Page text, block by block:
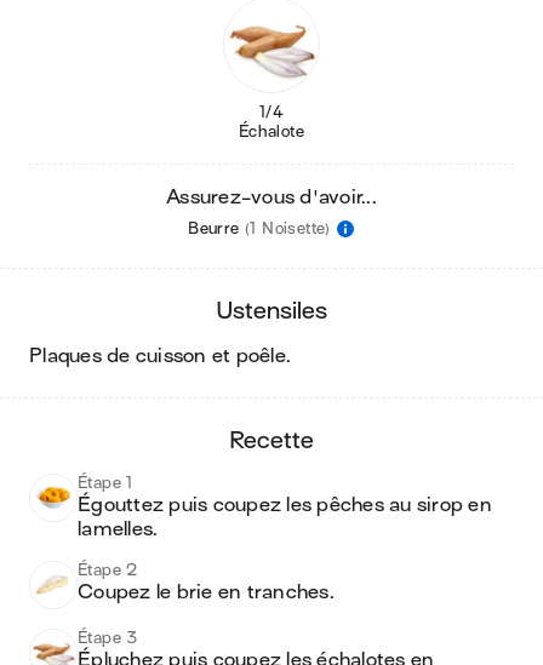
1/4
Échalote
Assurez-vous d'avoir...
Beurre (1 Noisette)
ustensiles
plaques de cuisson et poêle.
recette
Étape 1
Égouttez puis coupez les pêches au sirop en
lamelles.
Étape 2
Coupez le brie en tranches.
Étape 3
Épluchez puis coupez les échalotes en